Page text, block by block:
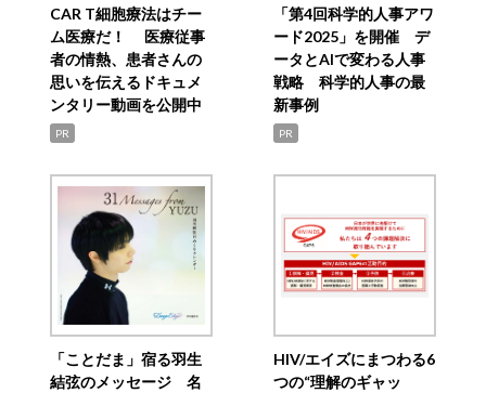
CAR T細胞療法はチー
ム医療だ！ 医療従事
者の情熱、患者さんの
思いを伝えるドキュメ
ンタリー動画を公開中
PR
「第4回科学的人事アワ
ード2025」を開催 デ
ータとAIで変わる人事
戦略 科学的人事の最
新事例
PR
「ことだま」宿る羽生
結弦のメッセージ 名
HIV/エイズにまつわる6
つの“理解のギャッ